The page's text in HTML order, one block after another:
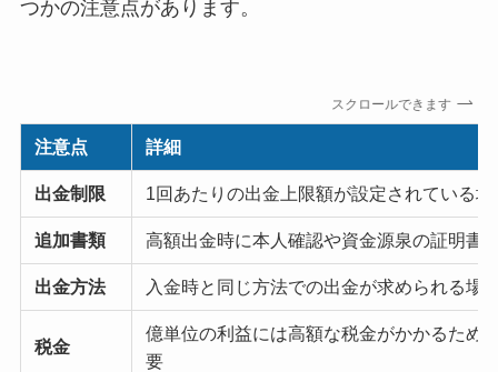
つかの注意点があります。
スクロールできます
注意点 詳細
出金制限 1回あたりの出金上限額が設定されている
追加書類 高額出金時に本人確認や資金源泉の証明書
出金方法 入金時と同じ方法での出金が求められる場
税金
億単位の利益には高額な税金がかかるため
要